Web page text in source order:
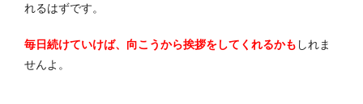
れるはずです。
毎日続けていけば、向こうから挨拶をしてくれるかも しれま
せんよ。